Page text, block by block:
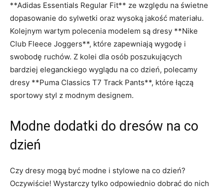
**Adidas⁣ Essentials Regular Fit** ze względu na⁢ świetne
dopasowanie ⁤do sylwetki⁢ oraz wysoką jakość materiału.⁤
Kolejnym wartym polecenia modelem‌ są ⁣dresy‌ **Nike
Club Fleece Joggers**, które zapewniają​ wygodę‍ i
swobodę ruchów. Z kolei dla osób ⁤poszukujących
bardziej eleganckiego wyglądu ‌na⁣ co dzień, polecamy
dresy **Puma Classics T7 Track⁢ Pants**, ‍które łączą
sportowy styl z modnym designem.
Modne dodatki⁢ do dresów na co‍
dzień
Czy dresy mogą być modne ‍i stylowe na ⁢co⁣ dzień?
Oczywiście! Wystarczy tylko odpowiednio dobrać do nich